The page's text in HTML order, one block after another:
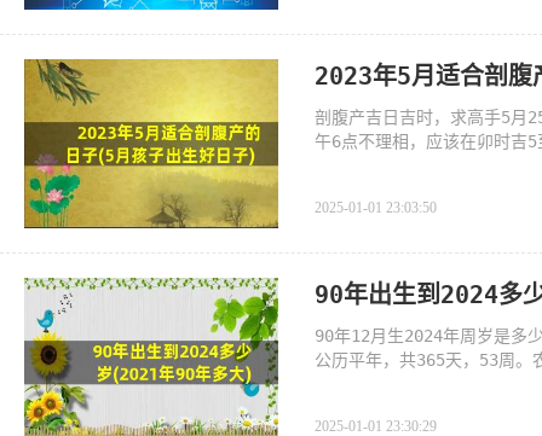
2023年5月适合剖
剖腹产吉日吉时，求高手5月
午6点不理相，应该在卯时吉
2025-01-01 23:03:50
90年出生到2024多
90年12月生2024年周岁是
公历平年，共365天，53周。
2025-01-01 23:30:29